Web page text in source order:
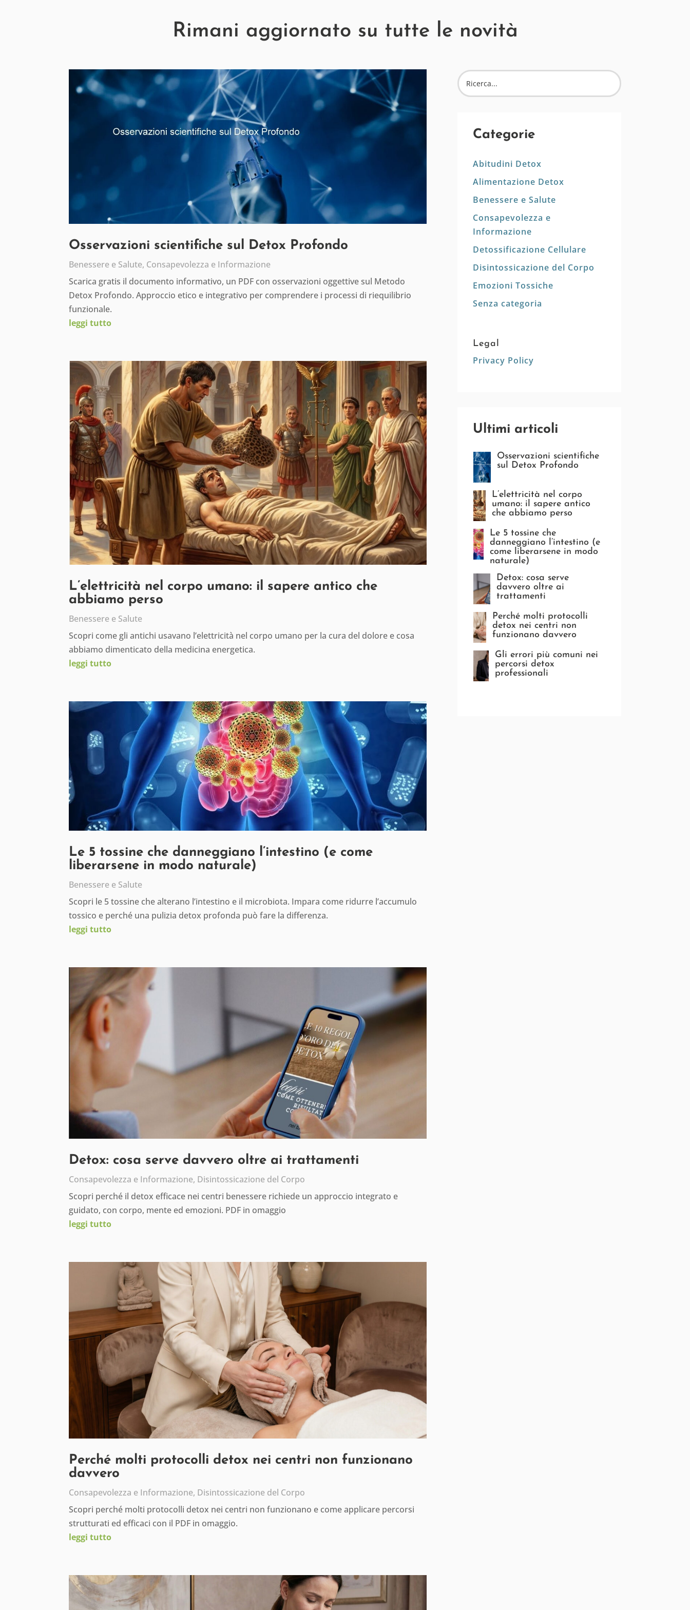
Rimani aggiornato su tutte le novità
Osservazioni scientifiche sul Detox Profondo
Benessere e Salute, Consapevolezza e Informazione
Scarica gratis il documento informativo, un PDF con osservazioni oggettive sul Metodo
Detox Profondo. Approccio etico e integrativo per comprendere i processi di riequilibrio
funzionale.
leggi tutto
L’elettricità nel corpo umano: il sapere antico che
abbiamo perso
Benessere e Salute
Scopri come gli antichi usavano l’elettricità nel corpo umano per la cura del dolore e cosa
abbiamo dimenticato della medicina energetica.
leggi tutto
Le 5 tossine che danneggiano l’intestino (e come
liberarsene in modo naturale)
Benessere e Salute
Scopri le 5 tossine che alterano l’intestino e il microbiota. Impara come ridurre l’accumulo
tossico e perché una pulizia detox profonda può fare la differenza.
leggi tutto
Detox: cosa serve davvero oltre ai trattamenti
Consapevolezza e Informazione, Disintossicazione del Corpo
Scopri perché il detox efficace nei centri benessere richiede un approccio integrato e
guidato, con corpo, mente ed emozioni. PDF in omaggio
leggi tutto
Perché molti protocolli detox nei centri non funzionano
davvero
Consapevolezza e Informazione, Disintossicazione del Corpo
Scopri perché molti protocolli detox nei centri non funzionano e come applicare percorsi
strutturati ed efficaci con il PDF in omaggio.
leggi tutto
Categorie
Abitudini Detox
Alimentazione Detox
Benessere e Salute
Consapevolezza e
Informazione
Detossificazione Cellulare
Disintossicazione del Corpo
Emozioni Tossiche
Senza categoria
Legal
Privacy Policy
Ultimi articoli
Osservazioni scientifiche
sul Detox Profondo
L’elettricità nel corpo
umano: il sapere antico
che abbiamo perso
Le 5 tossine che
danneggiano l’intestino (e
come liberarsene in modo
naturale)
Detox: cosa serve
davvero oltre ai
trattamenti
Perché molti protocolli
detox nei centri non
funzionano davvero
Gli errori più comuni nei
percorsi detox
professionali